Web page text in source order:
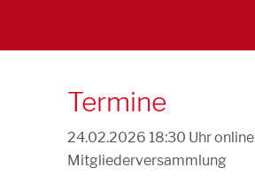
Termine
24.02.2026 18:30 Uhronline
Mitgliederversammlung